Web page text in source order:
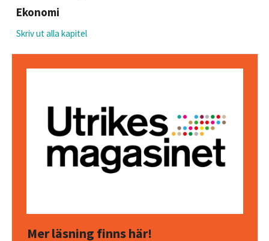
Ekonomi
Skriv ut alla kapitel
Mer läsning finns här!